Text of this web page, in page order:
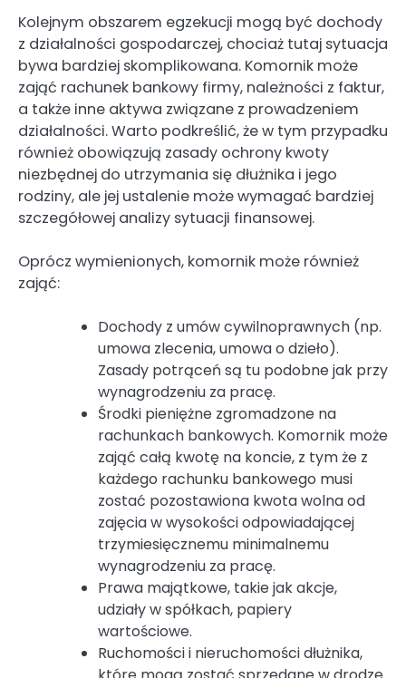
Kolejnym obszarem egzekucji mogą być dochody
z działalności gospodarczej, chociaż tutaj sytuacja
bywa bardziej skomplikowana. Komornik może
zająć rachunek bankowy firmy, należności z faktur,
a także inne aktywa związane z prowadzeniem
działalności. Warto podkreślić, że w tym przypadku
również obowiązują zasady ochrony kwoty
niezbędnej do utrzymania się dłużnika i jego
rodziny, ale jej ustalenie może wymagać bardziej
szczegółowej analizy sytuacji finansowej.
Oprócz wymienionych, komornik może również
zająć:
Dochody z umów cywilnoprawnych (np.
umowa zlecenia, umowa o dzieło).
Zasady potrąceń są tu podobne jak przy
wynagrodzeniu za pracę.
Środki pieniężne zgromadzone na
rachunkach bankowych. Komornik może
zająć całą kwotę na koncie, z tym że z
każdego rachunku bankowego musi
zostać pozostawiona kwota wolna od
zajęcia w wysokości odpowiadającej
trzymiesięcznemu minimalnemu
wynagrodzeniu za pracę.
Prawa majątkowe, takie jak akcje,
udziały w spółkach, papiery
wartościowe.
Ruchomości i nieruchomości dłużnika,